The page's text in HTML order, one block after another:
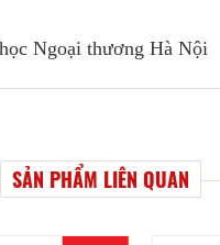
Ngoại thương Hà Nội
SẢN PHẨM LIÊN QUAN